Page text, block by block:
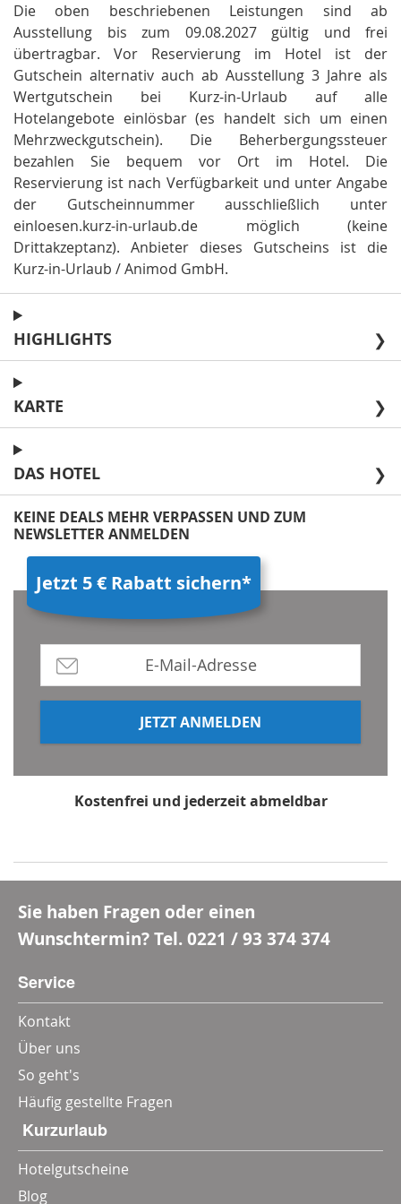
Die oben beschriebenen Leistungen sind ab
Ausstellung bis zum 09.08.2027 gültig und frei
übertragbar. Vor Reservierung im Hotel ist der
Gutschein alternativ auch ab Ausstellung 3 Jahre als
Wertgutschein bei Kurz-in-Urlaub auf alle
Hotelangebote einlösbar (es handelt sich um einen
Mehrzweckgutschein). Die Beherbergungssteuer
bezahlen Sie bequem vor Ort im Hotel. Die
Reservierung ist nach Verfügbarkeit und unter Angabe
der Gutscheinnummer ausschließlich unter
einloesen.kurz-in-urlaub.de möglich (keine
Drittakzeptanz). Anbieter dieses Gutscheins ist die
Kurz-in-Urlaub / Animod GmbH.
HIGHLIGHTS ❯
KARTE ❯
DAS HOTEL ❯
KEINE DEALS MEHR VERPASSEN UND ZUM
NEWSLETTER ANMELDEN
Jetzt 5 € Rabatt sichern*
JETZT ANMELDEN
Kostenfrei und jederzeit abmeldbar
Sie haben Fragen oder einen
Wunschtermin? Tel.0221 / 93 374 374
Service
Kontakt
Über uns
So geht's
Häufig gestellte Fragen
‎ Kurzurlaub
Hotelgutscheine
Blog